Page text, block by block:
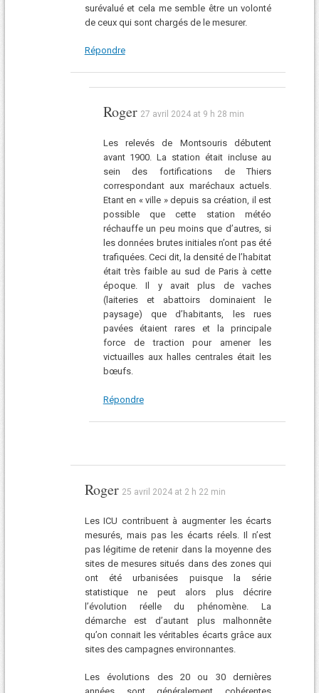
surévalué et cela me semble être un volonté
de ceux qui sont chargés de le mesurer.
Répondre
Roger 27 avril 2024 at 9 h 28 min
Les relevés de Montsouris débutent
avant 1900. La station était incluse au
sein des fortifications de Thiers
correspondant aux maréchaux actuels.
Etant en « ville » depuis sa création, il est
possible que cette station météo
réchauffe un peu moins que d’autres, si
les données brutes initiales n’ont pas été
trafiquées. Ceci dit, la densité de l’habitat
était très faible au sud de Paris à cette
époque. Il y avait plus de vaches
(laiteries et abattoirs dominaient le
paysage) que d’habitants, les rues
pavées étaient rares et la principale
force de traction pour amener les
victuailles aux halles centrales était les
bœufs.
Répondre
Roger 25 avril 2024 at 2 h 22 min
Les ICU contribuent à augmenter les écarts
mesurés, mais pas les écarts réels. Il n’est
pas légitime de retenir dans la moyenne des
sites de mesures situés dans des zones qui
ont été urbanisées puisque la série
statistique ne peut alors plus décrire
l’évolution réelle du phénomène. La
démarche est d’autant plus malhonnête
qu’on connait les véritables écarts grâce aux
sites des campagnes environnantes.
Les évolutions des 20 ou 30 dernières